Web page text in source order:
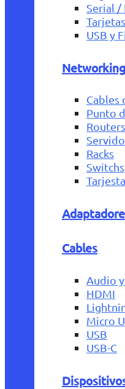
Serial /
USB y
Networking
Cables
Punto
Routers
Racks
Switchs
Cables
Audio
HDMI
Micro
USB
USB-C